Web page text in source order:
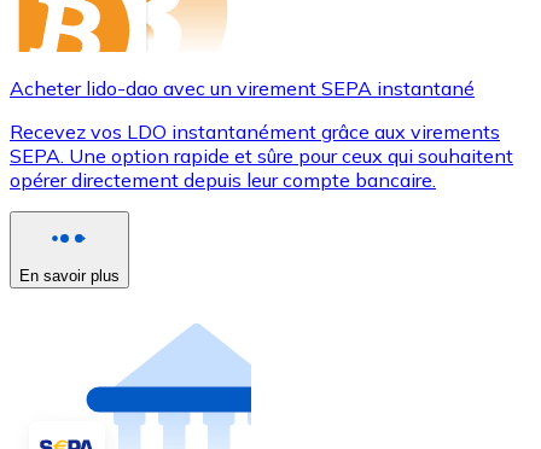
Acheter lido-dao avec un virement SEPA instantané
Recevez vos LDO instantanément grâce aux virements
SEPA. Une option rapide et sûre pour ceux qui souhaitent
opérer directement depuis leur compte bancaire.
En savoir plus